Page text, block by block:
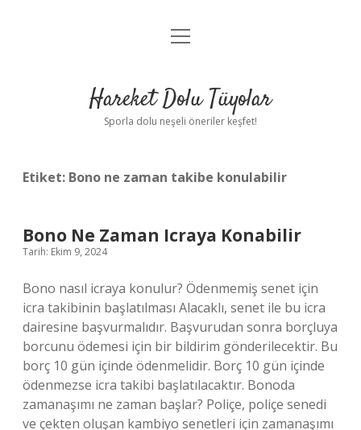
Anasayfa
Yasal Uyarı
menüyü
Hareket Dolu Tüyolar
Sporla dolu neşeli öneriler keşfet!
Etiket: Bono ne zaman takibe konulabilir
Bono Ne Zaman Icraya Konabilir
Tarih: Ekim 9, 2024
Bono nasıl icraya konulur? Ödenmemiş senet için
icra takibinin başlatılması Alacaklı, senet ile bu icra
dairesine başvurmalıdır. Başvurudan sonra borçluya
borcunu ödemesi için bir bildirim gönderilecektir. Bu
borç 10 gün içinde ödenmelidir. Borç 10 gün içinde
ödenmezse icra takibi başlatılacaktır. Bonoda
zamanaşımı ne zaman başlar? Poliçe, poliçe senedi
ve çekten oluşan kambiyo senetleri için zamanaşımı